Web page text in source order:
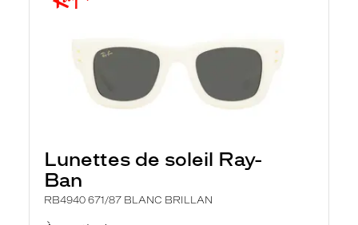
Lunettes de soleil Ray-
Ban
RB4940 671/87 BLANC BRILLAN